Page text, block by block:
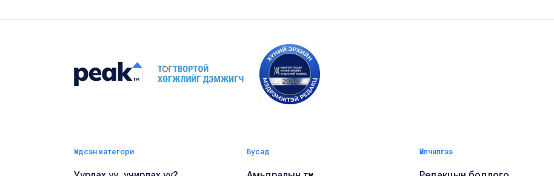
Үндсэн категори Бусад Үйлчилгээ